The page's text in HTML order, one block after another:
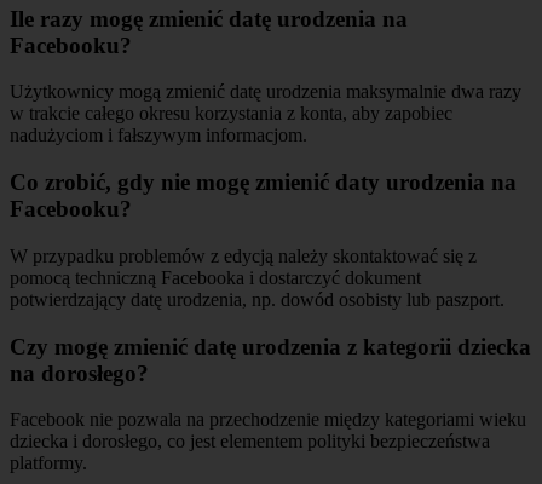
Ile razy mogę zmienić datę urodzenia na
Facebooku?
Użytkownicy mogą zmienić datę urodzenia maksymalnie dwa razy
w trakcie całego okresu korzystania z konta, aby zapobiec
nadużyciom i fałszywym informacjom.
Co zrobić, gdy nie mogę zmienić daty urodzenia na
Facebooku?
W przypadku problemów z edycją należy skontaktować się z
pomocą techniczną Facebooka i dostarczyć dokument
potwierdzający datę urodzenia, np. dowód osobisty lub paszport.
Czy mogę zmienić datę urodzenia z kategorii dziecka
na dorosłego?
Facebook nie pozwala na przechodzenie między kategoriami wieku
dziecka i dorosłego, co jest elementem polityki bezpieczeństwa
platformy.